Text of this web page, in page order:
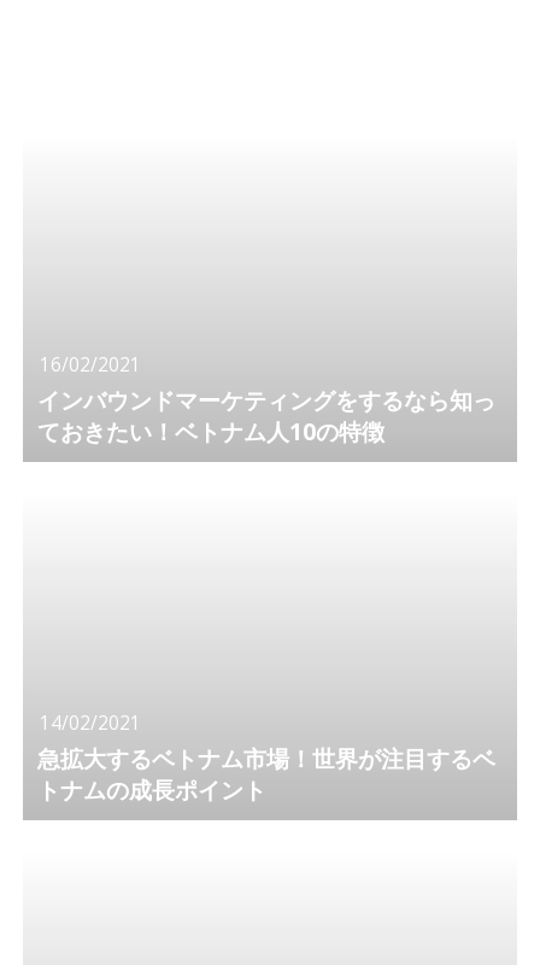
16/02/2021
インバウンドマーケティングをするなら知っ
ておきたい！ベトナム人10の特徴
14/02/2021
急拡大するベトナム市場！世界が注目するベ
トナムの成長ポイント